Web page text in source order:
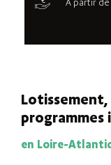
programmes
en Loire-